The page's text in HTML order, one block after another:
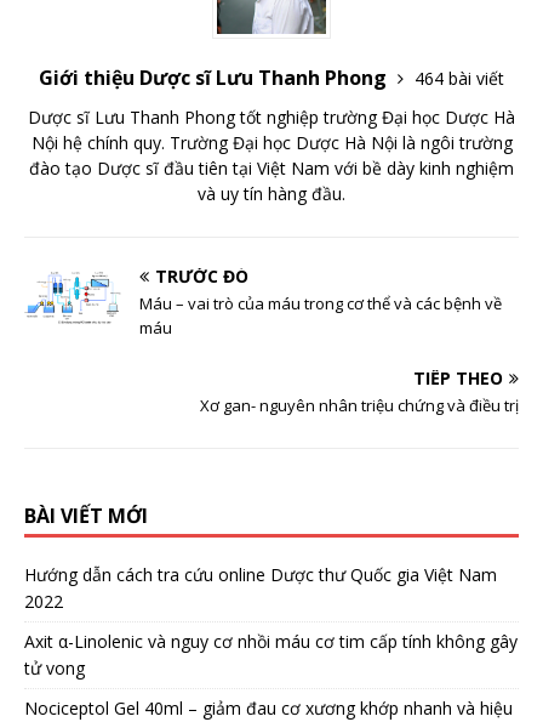
Giới thiệu Dược sĩ Lưu Thanh Phong
464 bài viết
Dược sĩ Lưu Thanh Phong tốt nghiệp trường Đại học Dược Hà
Nội hệ chính quy. Trường Đại học Dược Hà Nội là ngôi trường
đào tạo Dược sĩ đầu tiên tại Việt Nam với bề dày kinh nghiệm
và uy tín hàng đầu.
TRƯỚC ĐÓ
Máu – vai trò của máu trong cơ thể và các bệnh về
máu
TIẾP THEO
Xơ gan- nguyên nhân triệu chứng và điều trị
BÀI VIẾT MỚI
Hướng dẫn cách tra cứu online Dược thư Quốc gia Việt Nam
2022
Axit α-Linolenic và nguy cơ nhồi máu cơ tim cấp tính không gây
tử vong
Nociceptol Gel 40ml – giảm đau cơ xương khớp nhanh và hiệu